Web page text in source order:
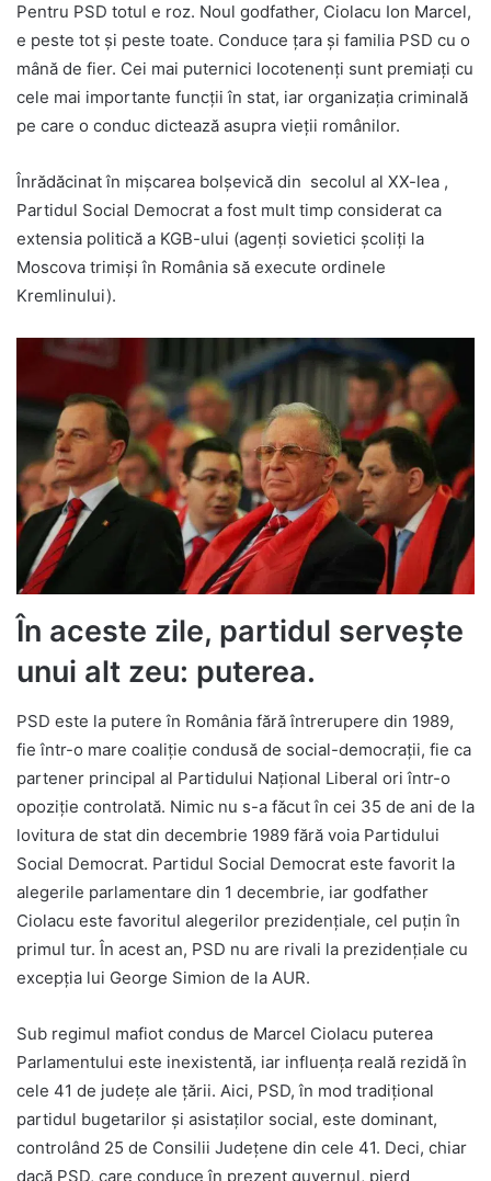
Pentru PSD totul e roz. Noul godfather, Ciolacu Ion Marcel,
e peste tot și peste toate. Conduce țara și familia PSD cu o
mână de fier. Cei mai puternici locotenenți sunt premiați cu
cele mai importante funcții în stat, iar organizația criminală
pe care o conduc dictează asupra vieții românilor.
Înrădăcinat în mișcarea bolșevică din secolul al XX-lea ,
Partidul Social Democrat a fost mult timp considerat ca
extensia politică a KGB-ului (agenți sovietici școliți la
Moscova trimiși în România să execute ordinele
Kremlinului).
În aceste zile, partidul servește
unui alt zeu: puterea.
PSD este la putere în România fără întrerupere din 1989,
fie într-o mare coaliție condusă de social-democrații, fie ca
partener principal al Partidului Național Liberal ori într-o
opoziție controlată. Nimic nu s-a făcut în cei 35 de ani de la
lovitura de stat din decembrie 1989 fără voia Partidului
Social Democrat. Partidul Social Democrat este favorit la
alegerile parlamentare din 1 decembrie, iar godfather
Ciolacu este favoritul alegerilor prezidențiale, cel puțin în
primul tur. În acest an, PSD nu are rivali la prezidențiale cu
excepția lui George Simion de la AUR.
Sub regimul mafiot condus de Marcel Ciolacu puterea
Parlamentului este inexistentă, iar influența reală rezidă în
cele 41 de județe ale țării. Aici, PSD, în mod tradițional
partidul bugetarilor și asistaților social, este dominant,
controlând 25 de Consilii Județene din cele 41. Deci, chiar
dacă PSD, care conduce în prezent guvernul, pierd